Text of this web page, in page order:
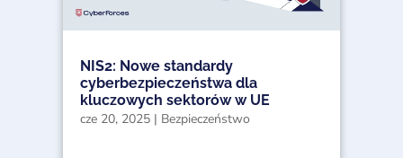
NIS2: Nowe standardy
cyberbezpieczeństwa dla
kluczowych sektorów w UE
cze 20, 2025 | Bezpieczeństwo